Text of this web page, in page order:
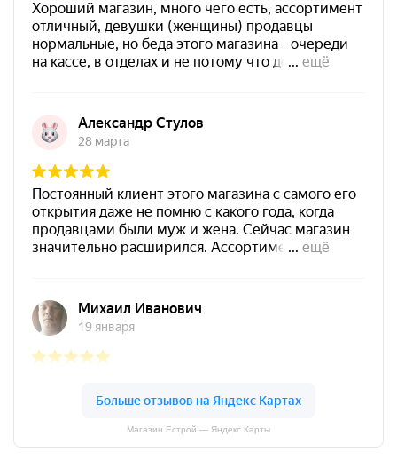
Магазин Естрой — Яндекс.Карты